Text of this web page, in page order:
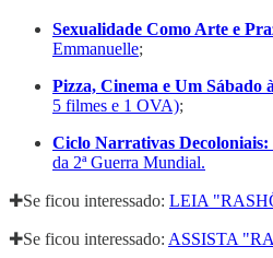
Sexualidade Como Arte e
Emmanuelle;
Pizza, Cinema e Um Sábado
5 filmes e 1 OVA);
Ciclo Narrativas Decoloniais:
da 2ª Guerra Mundial.
✚Se ficou interessado: LEIA
✚Se ficou interessado: ASSISTA